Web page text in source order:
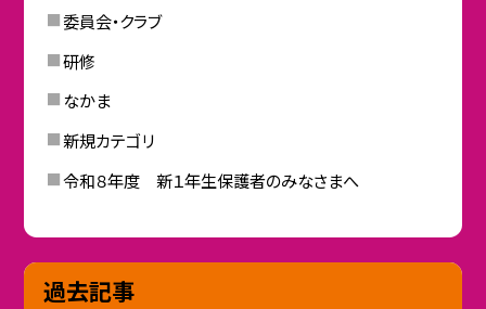
委員会・クラブ
研修
なかま
新規カテゴリ
令和８年度 新１年生保護者のみなさまへ
過去記事